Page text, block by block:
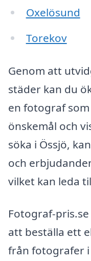
Oxelösund
Torekov
Genom att
städer kan du
en fotograf
önskemål och
söka i Össjö,
och
vilket kan leda
Fotograf-
att beställa ett
från fotografer i